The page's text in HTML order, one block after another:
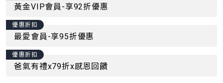
黃金VIP會員-享92折優惠
優惠折扣
最愛會員-享95折優惠
優惠折扣
爸氣有禮x79折x感恩回饋